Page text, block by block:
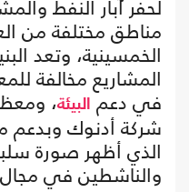
لحفر آبار النفط
مناطق مختلفة من
الخمسينية، وتعد
المشاريع مخالفة
في دعم البيئة،
شركة أدنوك وبدعم
الذي أظهر صورة
والناشطين في مجال